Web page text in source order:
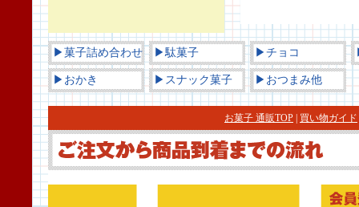
▶菓子詰め合わせ ▶駄菓子 ▶チョコ
▶おかき ▶スナック菓子 ▶おつまみ他
お菓子 通販TOP 買い物ガイド